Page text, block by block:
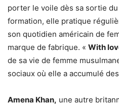
porter le voile dès sa sortie
formation, elle pratique
son quotidien américain de
marque de fabrique. « With
de sa vie de femme
sociaux où elle a accumulé
Amena Khan, une autre